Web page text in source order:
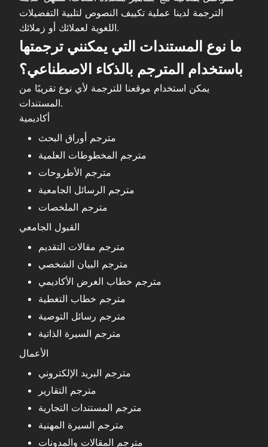
الترجمة لدينا عملية تكييف النصوص لتلبية التفضيلات
اللغوية لعملائك أو زملائك.
ما نوع المستندات التي يمكنني ترجمتها
باستخدام المترجم بالذكاء الاصطناعي؟
يمكن استخدام موقعنا للترجمة لأي نوع تقريبًا من
المستندات.
أكاديمية
مترجم أوراق البحث
مترجم المخطوطات العلمية
مترجم الأطروحات
مترجم الرسائل الجامعية
مترجم الملخصات
القبول الجامعي
مترجم مقالات التقديم
مترجم البيان الشخصي
مترجم خطاب الغرض الأكاديمي
مترجم خطاب التغطية
مترجم رسائل التوصية
مترجم السيرة الذاتية
الأعمال
مترجم البريد الإلكتروني
مترجم التقارير
مترجم المستندات التجارية
مترجم السيرة المهنية
مترجم المقالات والمدونات